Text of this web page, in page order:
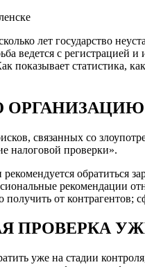
лет государство
ведется с регистрацией
показывает статистика,
связанных со
налоговой проверки».
обратиться
рекомендации
получить от
ПРОВЕРКА
уже на стадии